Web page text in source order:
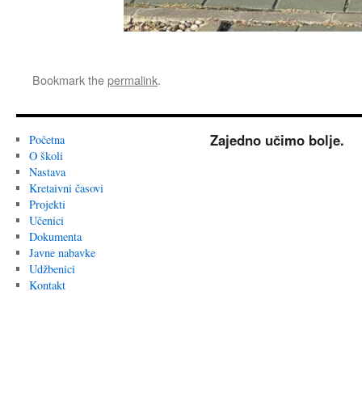
Bookmark thepermalink.
Početna
O školi
Nastava
Kretaivni časovi
Projekti
Učenici
Dokumenta
Javne nabavke
Udžbenici
Kontakt
Zajedno učimo bolje.